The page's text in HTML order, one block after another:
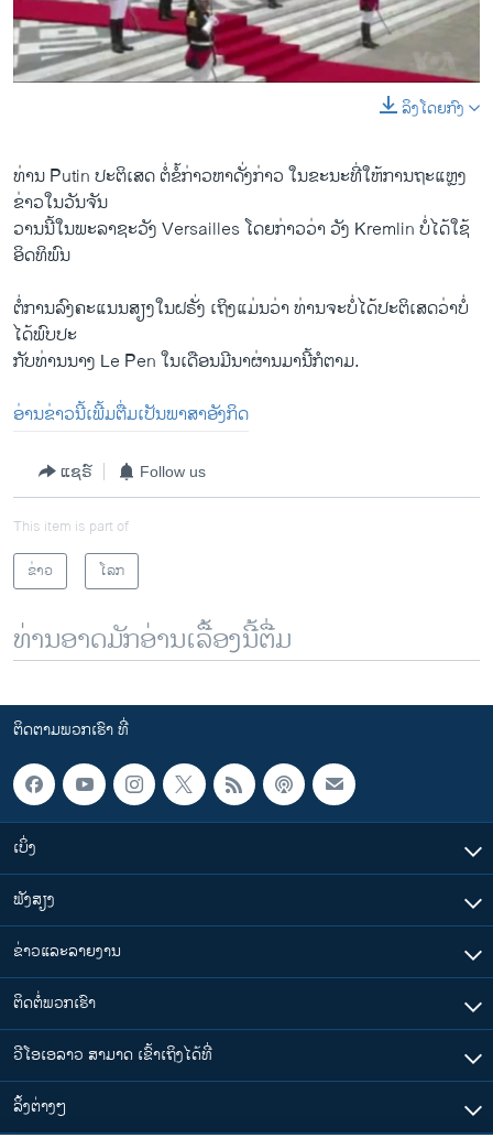
SHARE
ລິງໂດຍກົງ
ທ່ານ Putin ປະຕິ​ເສດ ຕໍ່​ຂໍ້​ກ່າວ​ຫາ​ດັ່ງກ່າວ ​ໃນ​ຂະນະ​ທີ່​ໃຫ້ການ​ຖະ​ແຫຼ​ງ
ຂ່າວ​ໃນ​ວັນ​ຈັນ
​ວານ​ນີ້ໃນພະລາຊະວັງ Versailles ​ໂດຍ​ກ່າວ​ວ່າ ວັງ Kremlin ​ບໍ່​ໄດ້ໃຊ້
ອິດ​ທິ​ພົນ
ຕໍ່​ການ​ລົງ​ຄະ​ແນນ​ສຽງ​ໃນ​ຝຣັ່ງ ​ເຖິງ​ແມ່​ນວ່າ ທ່ານຈະ​ບໍ່ໄດ້​ປະຕິເສດວ່າບໍ່
ໄດ້​ພົບ​ປະ​
ກັບ​ທ່ານ​ນາງ Le Pen ​ໃນ​ເດືອນ​ມີນາ​ຜ່ານ​ມາ​ນີ້ກໍຕາມ.
ອ່ານ​ຂ່າວ​ນີ້​ເພີ້​ມຕື່ມ​ເປັນ​ພາສາ​ອັງກິດ
ແຊຣ໌ Follow us
This item is part of
ຂ່າວ
ໂລກ
ທ່ານອາດມັກອ່ານເລື້ອງນີ້ຕື່ມ
ຕິດຕາມພວກເຮົາ ທີ່
ເບິ່ງ
ຟັງສຽງ
ຂ່າວແລະລາຍງານ
ຕິດຕໍ່ພວກເຮົາ
ວີໂອເອລາວ ສາມາດ ເຂົ້າເຖິງໄດ້ທີ່
​ລິ້ງ​ຕ່າງໆ